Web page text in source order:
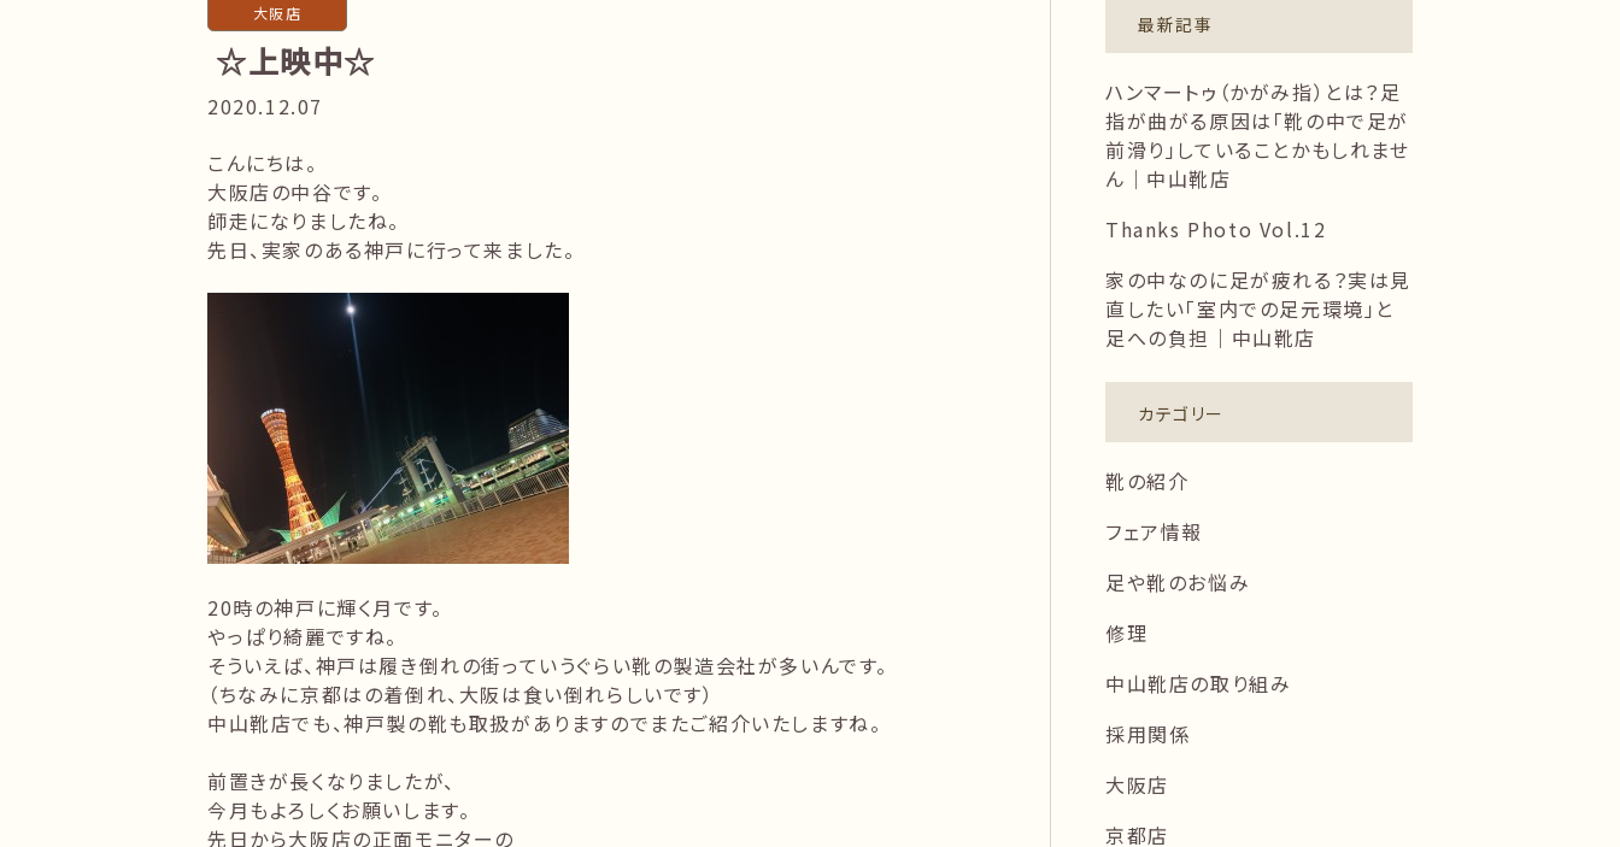
大阪店
☆上映中☆
2020.12.07
こんにちは。
大阪店の中谷です。
師走になりましたね。
先日、実家のある神戸に行って来ました。
20時の神戸に輝く月です。
やっぱり綺麗ですね。
そういえば、神戸は履き倒れの街っていうぐらい靴の製造会社が多いんです。
（ちなみに京都はの着倒れ、大阪は食い倒れらしいです）
中山靴店でも、神戸製の靴も取扱がありますのでまたご紹介いたしますね。
前置きが長くなりましたが、
今月もよろしくお願いします。
先日から大阪店の正面モニターの
最新記事
ハンマートゥ（かがみ指）とは？足
指が曲がる原因は「靴の中で足が
前滑り」していることかもしれませ
ん｜中山靴店
Thanks Photo Vol.12
家の中なのに足が疲れる？実は見
直したい「室内での足元環境」と
足への負担｜中山靴店
カテゴリー
靴の紹介
フェア情報
足や靴のお悩み
修理
中山靴店の取り組み
採用関係
大阪店
京都店